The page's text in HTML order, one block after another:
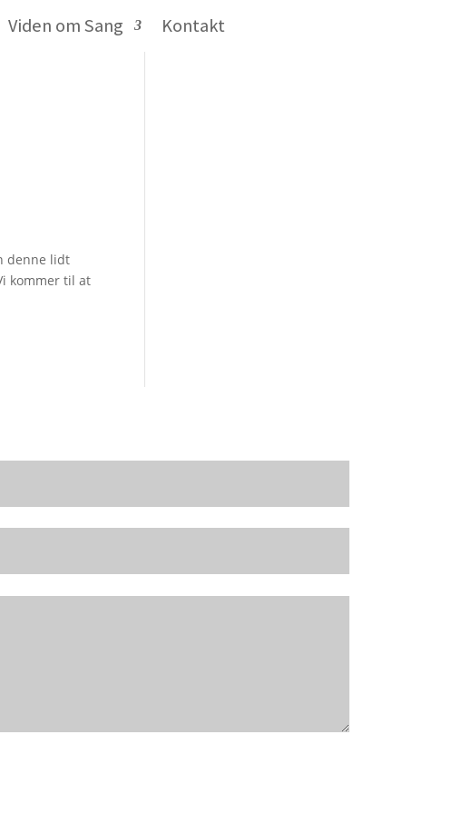
Viden om Sang Kontakt
denne lidt
kommer til at